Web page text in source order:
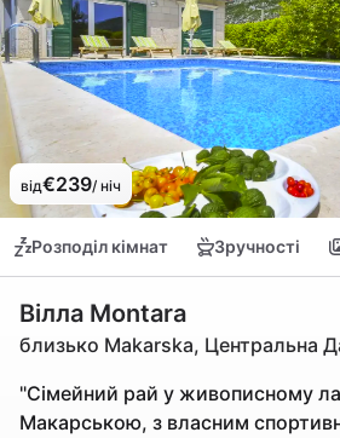
від€239/ ніч
Розподіл кімнат Зручності
Вілла Montara
близько Makarska, Центральна
"Сімейний рай у живописному
Макарською, з власним